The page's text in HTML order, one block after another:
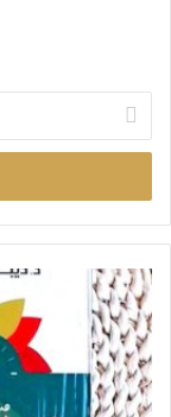
خ
ب
ر
د
ك
ا
ل
إ
ل